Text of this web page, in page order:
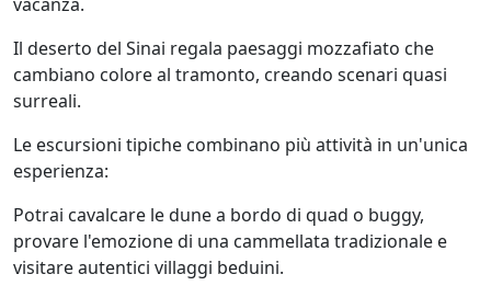
Il deserto del Sinai regala paesaggi mozzafiato che
cambiano colore al tramonto, creando scenari quasi
surreali.
Le escursioni tipiche combinano più attività in un'unica
esperienza:
Potrai cavalcare le dune a bordo di quad o buggy,
provare l'emozione di una cammellata tradizionale e
visitare autentici villaggi beduini.